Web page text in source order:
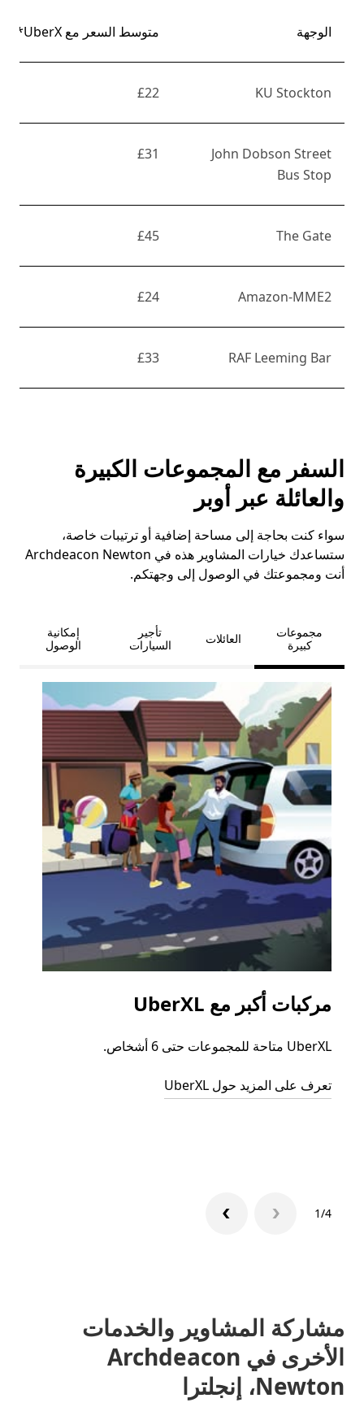
الوجهة متوسط السعر مع UberX*
KU Stockton
£22
John Dobson Street
Bus Stop
£31
The Gate
£45
Amazon-MME2
£24
RAF Leeming Bar
£33
السفر مع المجموعات الكبيرة
والعائلة عبر أوبر
سواء كنت بحاجة إلى مساحة إضافية أو ترتيبات خاصة،
ستساعدك خيارات المشاوير هذه في Archdeacon Newton
أنت ومجموعتك في الوصول إلى وجهتكم.
مجموعات
كبيرة
العائلات
تأجير
السيارات
إمكانية
الوصول
مركبات أكبر مع UberXL
UberXL متاحة للمجموعات حتى 6 أشخاص.
تعرف على المزيد حول UberXL
1/4
مشاركة المشاوير والخدمات
الأخرى في Archdeacon
Newton، إنجلترا